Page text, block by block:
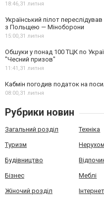
18:46,31 липня
Український пілот
з Польщею — Міноборони
15:00,31 липня
Обшуки у понад 100 ТЦК по
"Чесний призов"
11:41,31 липня
Кабмін погодив податок на
08:00,31 липня
Рубрики новин
Загальний розділ Техніка
Туризм
Будівництво
Бізнес Меблі
Жіночий розділ Інтернет